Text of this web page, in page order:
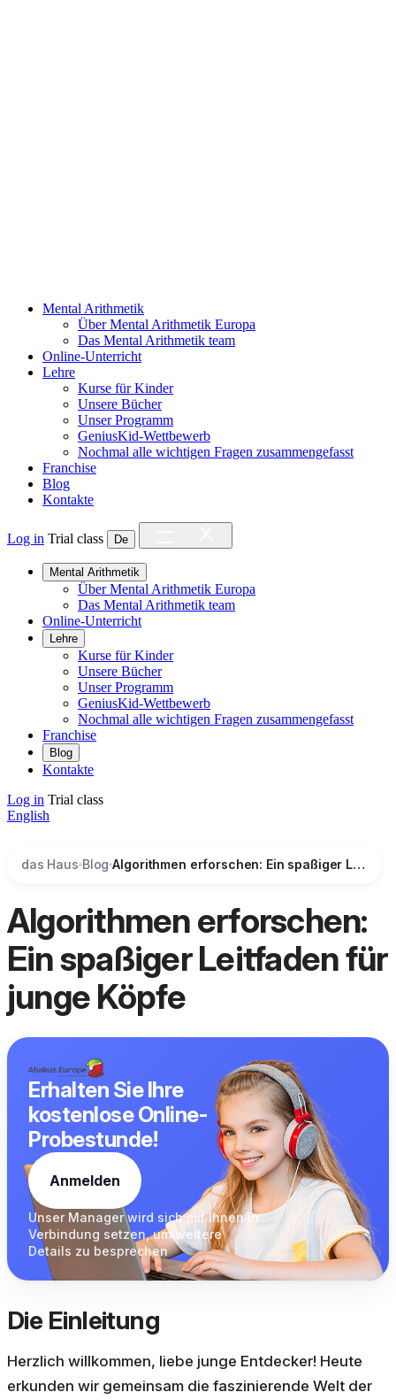
Mental Arithmetik
Über Mental Arithmetik Europa
Das Mental Arithmetik team
Online-Unterricht
Lehre
Kurse für Kinder
Unsere Bücher
Unser Programm
GeniusKid-Wettbewerb
Nochmal alle wichtigen Fragen zusammengefasst
Franchise
Blog
Kontakte
Log in Trial class De
Mental Arithmetik
Über Mental Arithmetik Europa
Das Mental Arithmetik team
Online-Unterricht
Lehre
Kurse für Kinder
Unsere Bücher
Unser Programm
GeniusKid-Wettbewerb
Nochmal alle wichtigen Fragen zusammengefasst
Franchise
Blog
Kontakte
Log in Trial class
English
das Haus Blog Algorithmen erforschen: Ein spaßiger Leitfaden für junge Köpfe
Algorithmen erforschen:
Ein spaßiger Leitfaden für
junge Köpfe
Erhalten Sie Ihre
kostenlose Online-
Probestunde!
Anmelden
Unser Manager wird sichmit Ihnen in
Verbindung setzen, um weitere
Details zu besprechen
Die Einleitung
Herzlich willkommen, liebe junge Entdecker! Heute
erkunden wir gemeinsam die faszinierende Welt der